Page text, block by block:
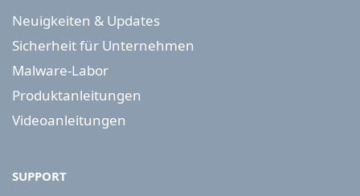
Neuigkeiten & Updates
Sicherheit für Unternehmen
Malware-Labor
Produktanleitungen
Videoanleitungen
SUPPORT